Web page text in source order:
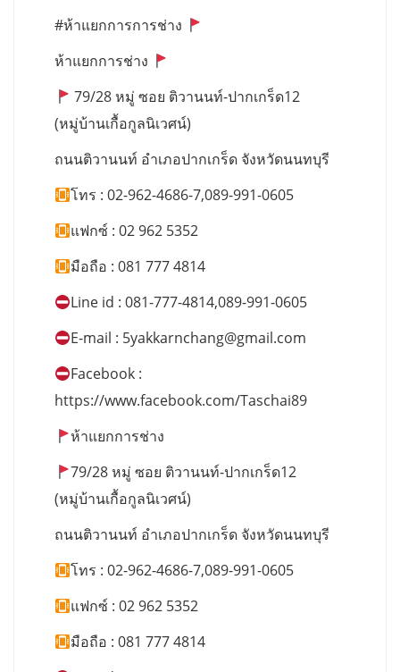
#ห้าแยกการการช่าง
ห้าแยกการช่าง
79/28 หมู่ ซอย ติวานนท์-ปากเกร็ด12
(หมู่บ้านเกื้อกูลนิเวศน์)
ถนนติวานนท์ อำเภอปากเกร็ด จังหวัดนนทบุรี
โทร : 02-962-4686-7,089-991-0605
แฟกซ์ : 02 962 5352
มือถือ : 081 777 4814
Line id : 081-777-4814,089-991-0605
E-mail : 5yakkarnchang@gmail.com
Facebook :
https://www.facebook.com/Taschai89
ห้าแยกการช่าง
79/28 หมู่ ซอย ติวานนท์-ปากเกร็ด12
(หมู่บ้านเกื้อกูลนิเวศน์)
ถนนติวานนท์ อำเภอปากเกร็ด จังหวัดนนทบุรี
โทร : 02-962-4686-7,089-991-0605
แฟกซ์ : 02 962 5352
มือถือ : 081 777 4814